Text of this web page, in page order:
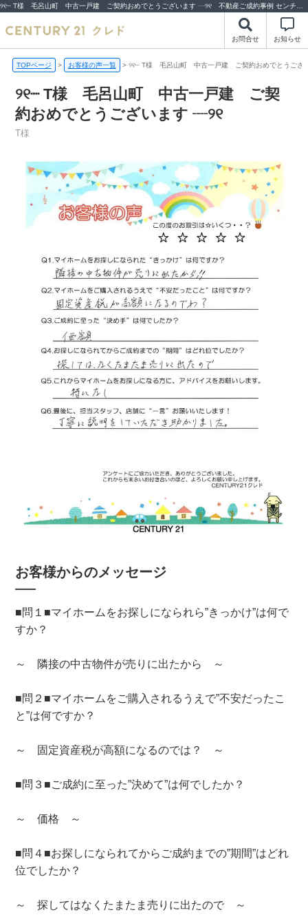
お問合せ お知らせ
TOPページ > お客様の声一覧 > ୨୧┈ T様 毛呂山町 中古一戸建 ご契約おめでとうござ
୨୧┈ T様 毛呂山町 中古一戸建 ご契
約おめでとうございます ┈୨୧
T様
お客様からのメッセージ
■問１■マイホームをお探しになられら”きっかけ”は何で
すか？
～ 隣接の中古物件が売りに出たから ～
■問２■マイホームをご購入されるうえで”不安だったこ
と”は何ですか？
～ 固定資産税が高額になるのでは？ ～
■問３■ご成約に至った”決めて”は何でしたか？
～ 価格 ～
■問４■お探しになられてからご成約までの”期間”はどれ
位でしたか？
～ 探してはなくたまたま売りに出たので ～